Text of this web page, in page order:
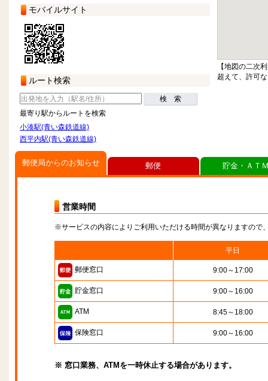
モバイルサイト
ルート検索
検 索
最寄り駅からルートを検索
小湊駅(青い森鉄道線)
西平内駅(青い森鉄道線)
【地図の二次
超えて、許可
郵便局からのお知らせ
営業時間
※サービスの内容によりご利用いただける時間が異なりますので
平日
郵便窓口 9:00～17:00
貯金窓口 9:00～16:00
ATM 8:45～18:00
保険窓口 9:00～16:00
※ 窓口業務、ATMを一時休止する場合があります。
郵便 貯金・ＡＴ